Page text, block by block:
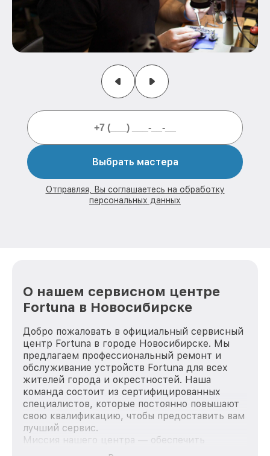
Выбрать мастера
Отправляя, Вы соглашаетесь на обработку
персональных данных
О нашем сервисном центре
Fortuna в Новосибирске
Добро пожаловать в официальный сервисный
центр Fortuna в городе Новосибирске. Мы
предлагаем профессиональный ремонт и
обслуживание устройств Fortuna для всех
жителей города и окрестностей. Наша
команда состоит из сертифицированных
специалистов, которые постоянно повышают
свою квалификацию, чтобы предоставить вам
лучший сервис.
Миссия нашего центра — обеспечить
качественный и доступный ремонт для